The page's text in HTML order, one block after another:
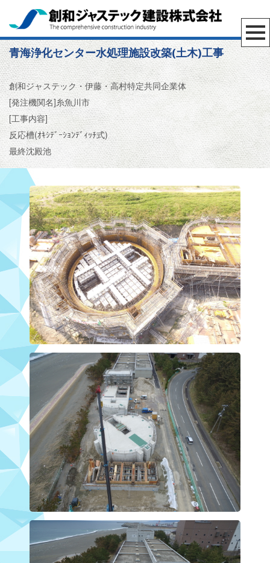
青海浄化センター水処理施設改築(土木)工事
創和ジャステック・伊藤・高村特定共同企業体
[発注機関名]糸魚川市
[工事内容]
反応槽(ｵｷｼﾃﾞｰｼｮﾝﾃﾞｨｯﾁ式)
最終沈殿池